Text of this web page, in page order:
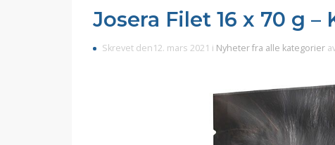
Josera Filet 16 x 70 g
Skrevet den12. mars 2021 i Nyheter fra alle kategorier